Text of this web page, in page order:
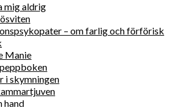
mig aldrig
– om farlig och förförisk
Manie
i skymningen
hand